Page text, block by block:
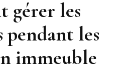
gérer les
pendant les
immeuble